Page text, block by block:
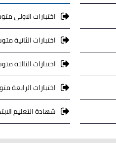
اختبارات الاولى
اختبارات الثانية
اختبارات الثالثة
اختبارات الرابعة
شهادة التعليم